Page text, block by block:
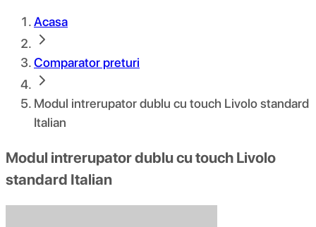
Acasa
Comparator preturi
Modul intrerupator dublu cu touch Livolo standard
Italian
Modul intrerupator dublu cu touch Livolo
standard Italian